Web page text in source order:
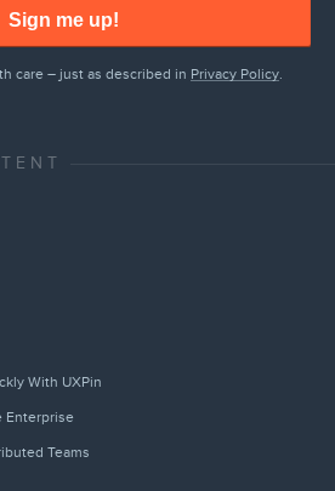
Sign me up!
care – just as described in Privacy Policy.
With UXPin
Enterprise
Teams